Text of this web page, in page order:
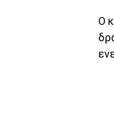
Ο